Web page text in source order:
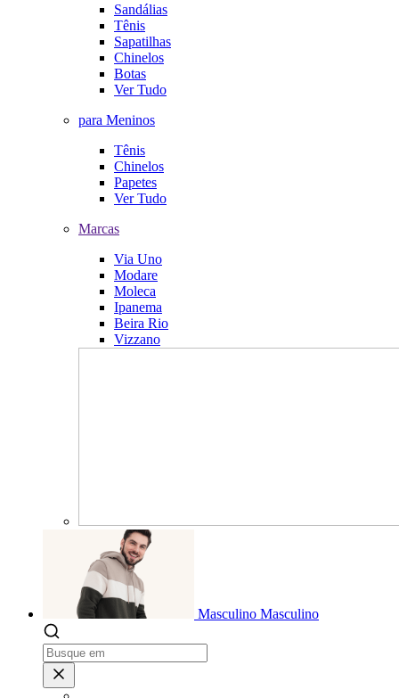
Sandálias
Tênis
Sapatilhas
Chinelos
Botas
Ver Tudo
para Meninos
Tênis
Chinelos
Papetes
Ver Tudo
Marcas
Via Uno
Modare
Moleca
Ipanema
Beira Rio
Vizzano
Masculino Masculino